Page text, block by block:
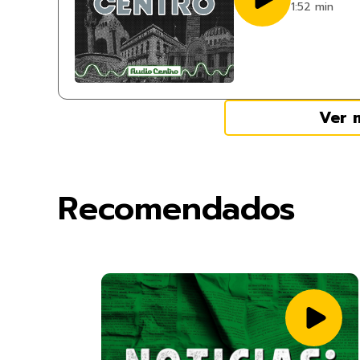
1:52 min
Ver
Recomendados